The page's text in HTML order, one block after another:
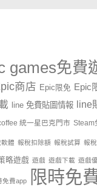
games免費
商店 Epic限免 Epic
line 免費貼圖情報 line
統一星巴克門市 Steam
體 報稅扣除額 報稅試算 報
略遊戲 遊戲 遊戲下載 遊戲
免費app 限時免